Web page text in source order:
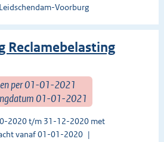
Voorburg
Reclamebelasting
per 01-01-2021
01-01-2021
2020 t/m 31-12-2020 met
vanaf 01-01-2020